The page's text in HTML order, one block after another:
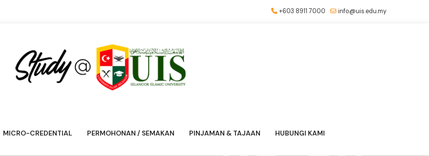
+603 8911 7000 info@uis.edu.my
MICRO-CREDENTIAL PERMOHONAN / SEMAKAN PINJAMAN & TAJAAN HUBUNGI KAMI